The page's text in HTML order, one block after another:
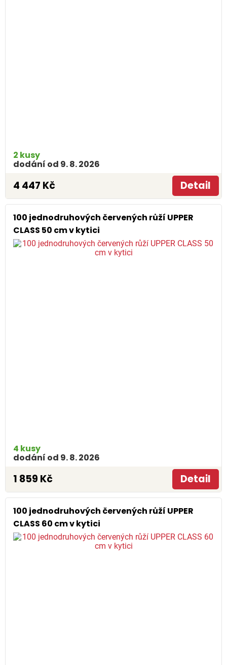
2 kusy
dodání od 9. 8. 2026
4 447 Kč Detail
100 jednodruhových červených růží UPPER
CLASS 50 cm v kytici
4 kusy
dodání od 9. 8. 2026
1 859 Kč Detail
100 jednodruhových červených růží UPPER
CLASS 60 cm v kytici